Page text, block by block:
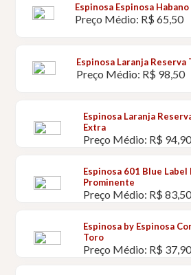
Espinosa Espinosa Habano
Preço Médio: R$ 65,50
Espinosa Laranja Reserva
Preço Médio: R$ 98,50
Espinosa Laranja
Extra
Preço Médio: R$ 94,90
Espinosa 601 Blue Label
Prominente
Preço Médio: R$ 83,50
Espinosa by Espinosa
Toro
Preço Médio: R$ 37,90